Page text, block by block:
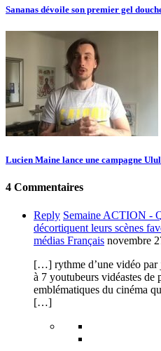
Sananas dévoile son premier gel
Lucien Maine lance une campagne
4 Commentaires
Reply Semaine ACTION -
décortiquent leurs scènes
médias Français novembre
[…] rythme d’une vidéo par
à 7 youtubeurs vidéastes de
emblématiques du cinéma
[…]